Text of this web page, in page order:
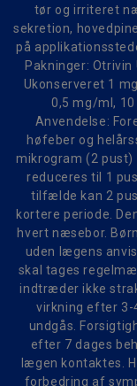
tør og irriteret
sekretion,
på
Pakninger:
Ukonserveret 1
0,5 mg/ml,
Anvendelse:
høfeber og
mikrogram (2 pust)
reduceres til 1
tilfælde kan 2
kortere periode.
hvert næsebor.
uden lægens
skal tages
indtræder ikke
virkning efter 3-
undgås.
efter 7 dages
lægen kontaktes.
forbedring af